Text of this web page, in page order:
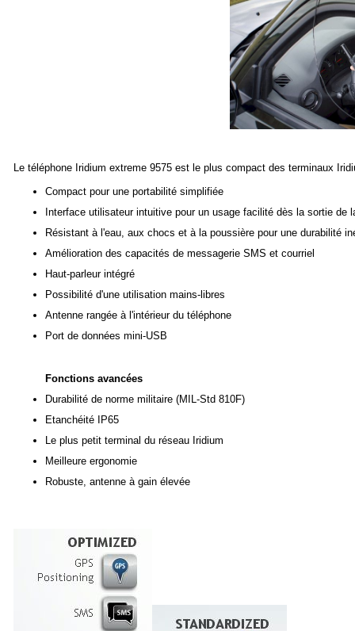
Le téléphone Iridium extreme 9575 est le plus compact des terminaux
Compact pour une portabilité simplifiée
Interface utilisateur intuitive pour un usage facilité dès la sortie de
Résistant à l'eau, aux chocs et à la poussière pour une durabilité
Amélioration des capacités de messagerie SMS et courriel
Haut-parleur intégré
Possibilité d'une utilisation mains-libres
Antenne rangée à l'intérieur du téléphone
Port de données mini-USB
Fonctions avancées
Durabilité de norme militaire (MIL-Std 810F)
Etanchéité IP65
Le plus petit terminal du réseau Iridium
Meilleure ergonomie
Robuste, antenne à gain élevée